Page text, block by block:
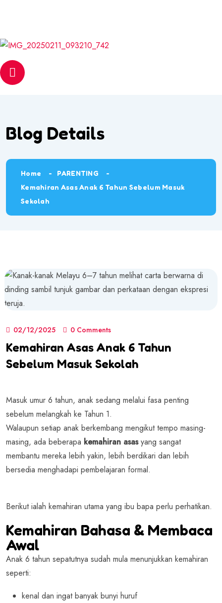
Blog Details
Home
PARENTING
Kemahiran Asas Anak 6 Tahun Sebelum Masuk
Sekolah
02/12/2025 0 Comments
Kemahiran Asas Anak 6 Tahun
Sebelum Masuk Sekolah
Masuk umur 6 tahun, anak sedang melalui fasa penting
sebelum melangkah ke Tahun 1.
Walaupun setiap anak berkembang mengikut tempo masing-
masing, ada beberapa kemahiran asasyang sangat
membantu mereka lebih yakin, lebih berdikari dan lebih
bersedia menghadapi pembelajaran formal.
Berikut ialah kemahiran utama yang ibu bapa perlu perhatikan.
Kemahiran Bahasa & Membaca
Awal
Anak 6 tahun sepatutnya sudah mula menunjukkan kemahiran
seperti:
kenal dan ingat banyak bunyi huruf